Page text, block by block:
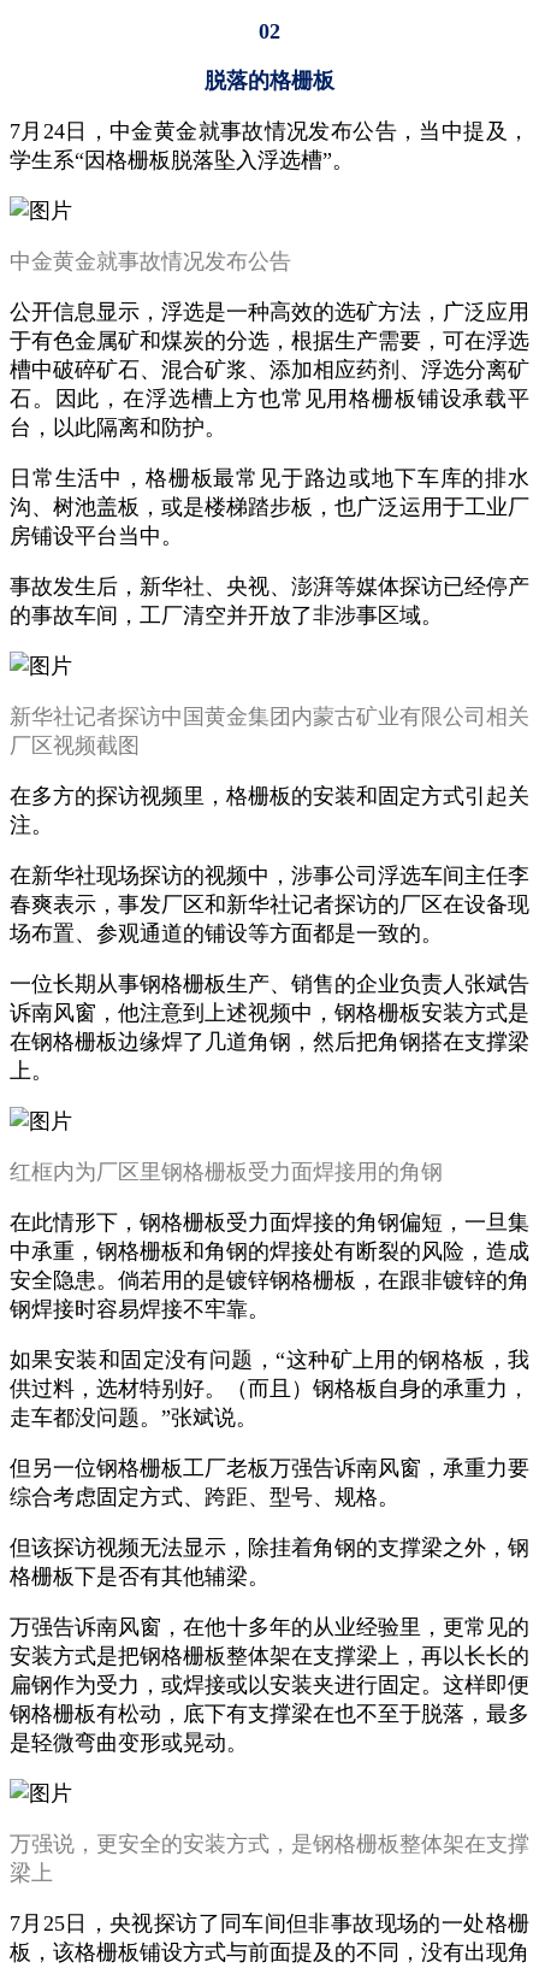
02
脱落的格栅板
7月24日，中金黄金就事故情况发布公告，当中提及，
学生系“因格栅板脱落坠入浮选槽”。
中金黄金就事故情况发布公告
公开信息显示，浮选是一种高效的选矿方法，广泛应用
于有色金属矿和煤炭的分选，根据生产需要，可在浮选
槽中破碎矿石、混合矿浆、添加相应药剂、浮选分离矿
石。因此，在浮选槽上方也常见用格栅板铺设承载平
台，以此隔离和防护。
日常生活中，格栅板最常见于路边或地下车库的排水
沟、树池盖板，或是楼梯踏步板，也广泛运用于工业厂
房铺设平台当中。
事故发生后，新华社、央视、澎湃等媒体探访已经停产
的事故车间，工厂清空并开放了非涉事区域。
新华社记者探访中国黄金集团内蒙古矿业有限公司相关
厂区视频截图
在多方的探访视频里，格栅板的安装和固定方式引起关
注。
在新华社现场探访的视频中，涉事公司浮选车间主任李
春爽表示，事发厂区和新华社记者探访的厂区在设备现
场布置、参观通道的铺设等方面都是一致的。
一位长期从事钢格栅板生产、销售的企业负责人张斌告
诉南风窗，他注意到上述视频中，钢格栅板安装方式是
在钢格栅板边缘焊了几道角钢，然后把角钢搭在支撑梁
上。
红框内为厂区里钢格栅板受力面焊接用的角钢
在此情形下，钢格栅板受力面焊接的角钢偏短，一旦集
中承重，钢格栅板和角钢的焊接处有断裂的风险，造成
安全隐患。倘若用的是镀锌钢格栅板，在跟非镀锌的角
钢焊接时容易焊接不牢靠。
如果安装和固定没有问题，“这种矿上用的钢格板，我
供过料，选材特别好。（而且）钢格板自身的承重力，
走车都没问题。”张斌说。
但另一位钢格栅板工厂老板万强告诉南风窗，承重力要
综合考虑固定方式、跨距、型号、规格。
但该探访视频无法显示，除挂着角钢的支撑梁之外，钢
格栅板下是否有其他辅梁。
万强告诉南风窗，在他十多年的从业经验里，更常见的
安装方式是把钢格栅板整体架在支撑梁上，再以长长的
扁钢作为受力，或焊接或以安装夹进行固定。这样即便
钢格栅板有松动，底下有支撑梁在也不至于脱落，最多
是轻微弯曲变形或晃动。
万强说，更安全的安装方式，是钢格栅板整体架在支撑
梁上
7月25日，央视探访了同车间但非事故现场的一处格栅
板，该格栅板铺设方式与前面提及的不同，没有出现角